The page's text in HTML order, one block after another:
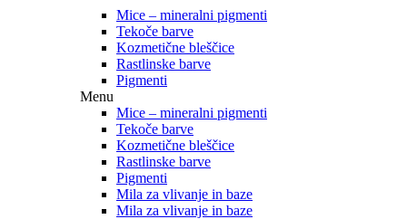
Mice – mineralni pigmenti
Tekoče barve
Kozmetične bleščice
Rastlinske barve
Pigmenti
Menu
Mice – mineralni pigmenti
Tekoče barve
Kozmetične bleščice
Rastlinske barve
Pigmenti
Mila za vlivanje in baze
Mila za vlivanje in baze